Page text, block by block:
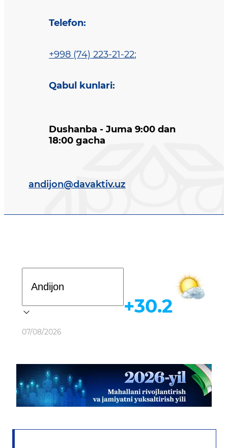
Telefon:
+998 (74) 223-21-22;
Qabul kunlari:
Dushanba - Juma 9:00 dan
18:00 gacha
andijon@davaktiv.uz
Ob-havo
07/08/2026
+30.2